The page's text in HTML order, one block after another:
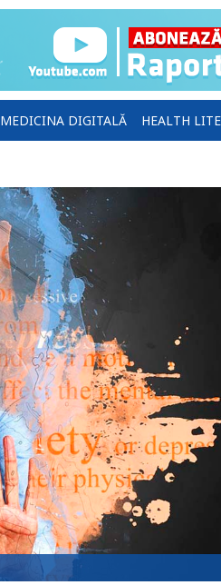
MEDICINA DIGITALĂ HEALTH